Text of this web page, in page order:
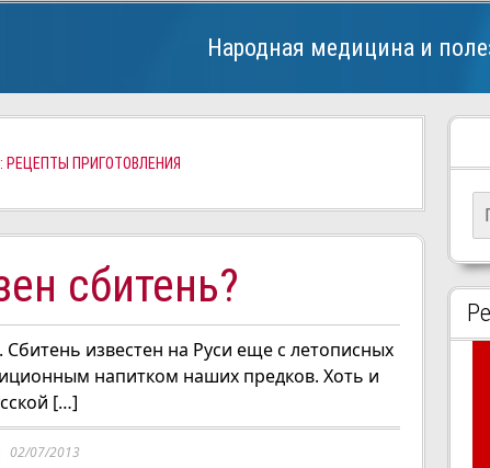
Народная медицина и
РЕЦЕПТЫ ПРИГОТОВЛЕНИЯ
сбитень?
известен на Руси еще с летописных
напитком наших предков. Хоть и
[…]
02/07/2013